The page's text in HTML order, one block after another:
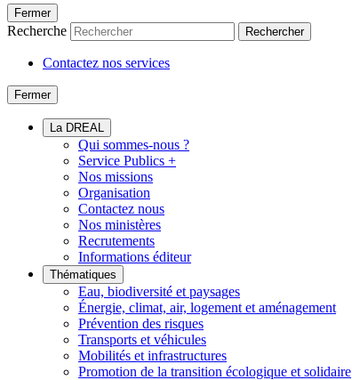
Fermer
Recherche Rechercher
Contactez nos services
Fermer
La DREAL
Qui sommes-nous ?
Service Publics +
Nos missions
Organisation
Contactez nous
Nos ministères
Recrutements
Informations éditeur
Thématiques
Eau, biodiversité et paysages
Énergie, climat, air, logement et aménagement
Prévention des risques
Transports et véhicules
Mobilités et infrastructures
Promotion de la transition écologique et solidaire